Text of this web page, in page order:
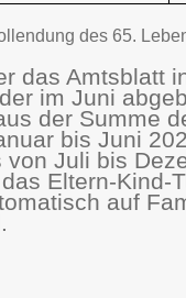
des 65.
das Amtsblatt
im Juni
der Summe
bis Juni
von Juli bis
Eltern-Kind-
auf